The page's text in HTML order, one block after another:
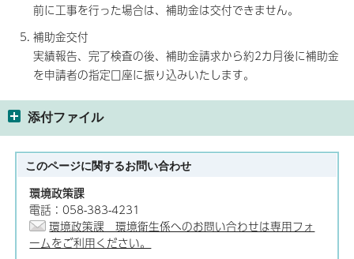
前に工事を行った場合は、補助金は交付できません。
補助金交付
実績報告、完了検査の後、補助金請求から約2カ月後に補助金
を申請者の指定口座に振り込みいたします。
添付ファイル
このページに関するお問い合わせ
環境政策課
電話：058-383-4231
環境政策課 環境衛生係へのお問い合わせは専用フォ
ームをご利用ください。